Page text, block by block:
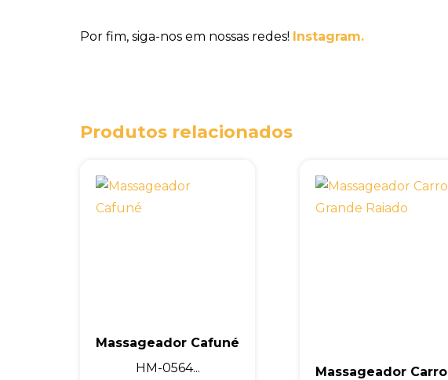
Por fim, siga-nos em nossas redes! Instagram.
Produtos relacionados
Massageador Cafuné
HM-0564...
Massageador Carro